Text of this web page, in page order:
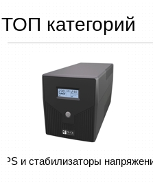
ТОП категорий
и стабилизаторы напряжения